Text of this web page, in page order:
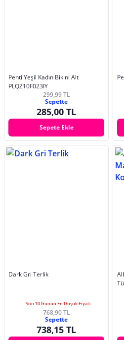
Penti Yeşil Kadın Bikini Alt
PLQZ10F023IY
299,99 TL
Sepette
285,00 TL
Sepete Ekle
Dark Gri Terlik
Son 10 Günün En Düşük Fiyatı
768,90 TL
Sepette
738,15 TL